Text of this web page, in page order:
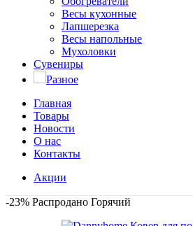
Весы кухонные
Лапшерезка
Весы напольные
Мухоловки
Сувениры
Разное
Главная
Товары
Новости
О нас
Контакты
Акции
-23% Распродано Горячий